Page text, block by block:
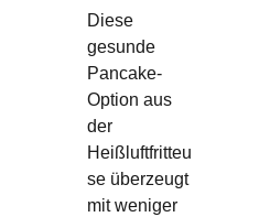
Diese
gesunde
Pancake-
Option aus
der
Heißluftfritteu
se überzeugt
mit weniger